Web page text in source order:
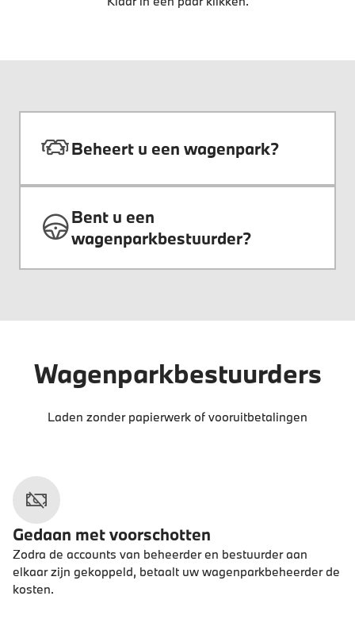
Beheert u een wagenpark?
Bent u een
wagenparkbestuurder?
Wagenparkbestuurders
Laden zonder papierwerk of vooruitbetalingen
Gedaan met voorschotten
Zodra de accounts van beheerder en bestuurder aan
elkaar zijn gekoppeld, betaalt uw wagenparkbeheerder de
kosten.